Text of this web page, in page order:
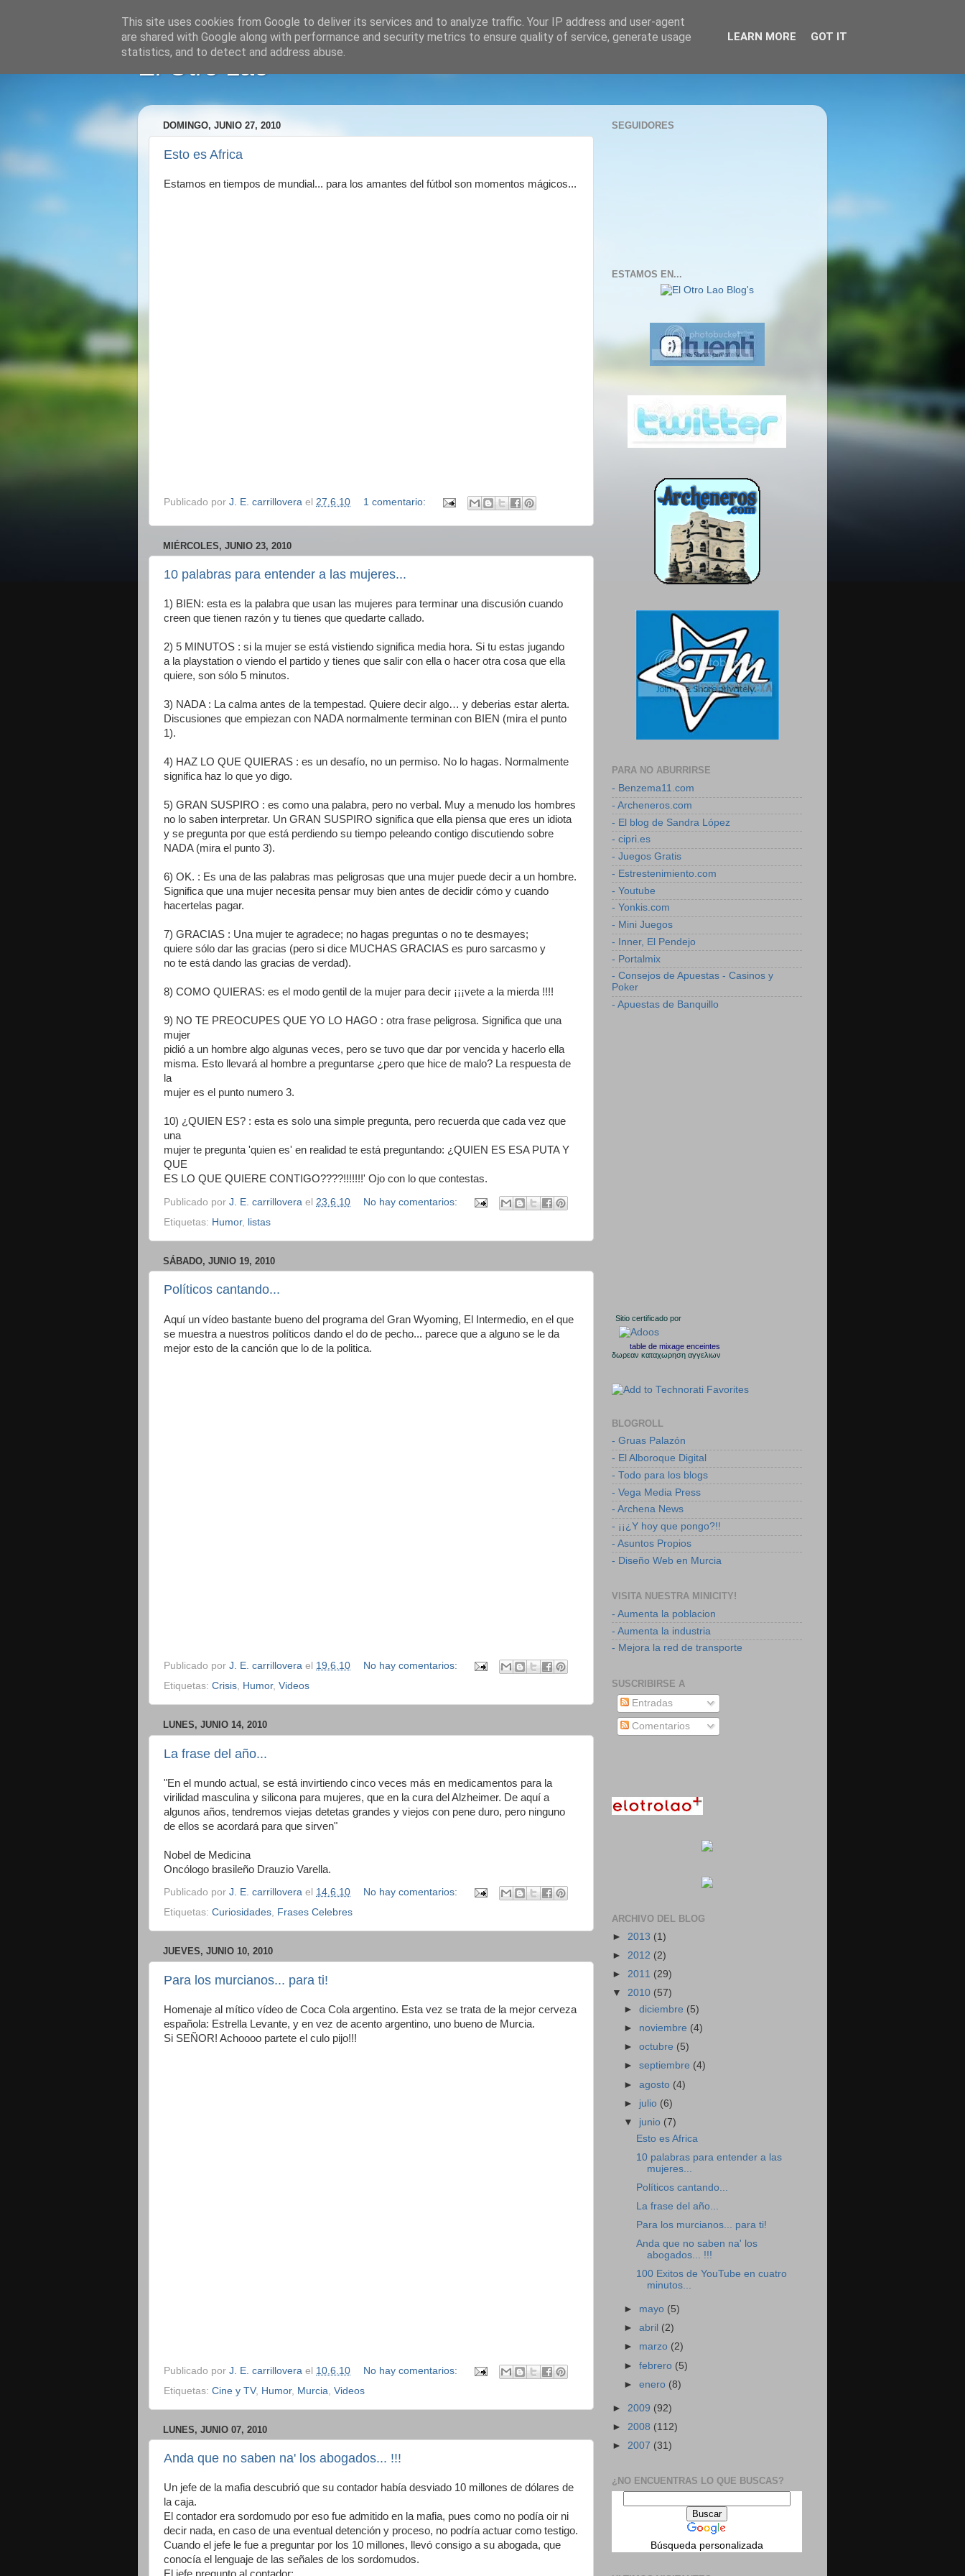
El Otro Lao
DOMINGO, JUNIO 27, 2010
Esto es Africa
Estamos en tiempos de mundial... para los amantes del fútbol son momentos mágicos...
Publicado por J. E. carrillovera el 27.6.10 1 comentario:
MIÉRCOLES, JUNIO 23, 2010
10 palabras para entender a las mujeres...
1) BIEN: esta es la palabra que usan las mujeres para terminar una discusión cuando
creen que tienen razón y tu tienes que quedarte callado.
2) 5 MINUTOS : si la mujer se está vistiendo significa media hora. Si tu estas jugando
a la playstation o viendo el partido y tienes que salir con ella o hacer otra cosa que ella
quiere, son sólo 5 minutos.
3) NADA : La calma antes de la tempestad. Quiere decir algo… y deberias estar alerta.
Discusiones que empiezan con NADA normalmente terminan con BIEN (mira el punto
1).
4) HAZ LO QUE QUIERAS : es un desafío, no un permiso. No lo hagas. Normalmente
significa haz lo que yo digo.
5) GRAN SUSPIRO : es como una palabra, pero no verbal. Muy a menudo los hombres
no lo saben interpretar. Un GRAN SUSPIRO significa que ella piensa que eres un idiota
y se pregunta por que está perdiendo su tiempo peleando contigo discutiendo sobre
NADA (mira el punto 3).
6) OK. : Es una de las palabras mas peligrosas que una mujer puede decir a un hombre.
Significa que una mujer necesita pensar muy bien antes de decidir cómo y cuando
hacertelas pagar.
7) GRACIAS : Una mujer te agradece; no hagas preguntas o no te desmayes;
quiere sólo dar las gracias (pero si dice MUCHAS GRACIAS es puro sarcasmo y
no te está dando las gracias de verdad).
8) COMO QUIERAS: es el modo gentil de la mujer para decir ¡¡¡vete a la mierda !!!!
9) NO TE PREOCUPES QUE YO LO HAGO : otra frase peligrosa. Significa que una
mujer
pidió a un hombre algo algunas veces, pero se tuvo que dar por vencida y hacerlo ella
misma. Esto llevará al hombre a preguntarse ¿pero que hice de malo? La respuesta de
la
mujer es el punto numero 3.
10) ¿QUIEN ES? : esta es solo una simple pregunta, pero recuerda que cada vez que
una
mujer te pregunta 'quien es' en realidad te está preguntando: ¿QUIEN ES ESA PUTA Y
QUE
ES LO QUE QUIERE CONTIGO????!!!!!!!' Ojo con lo que contestas.
Publicado por J. E. carrillovera el 23.6.10
No hay comentarios:
Etiquetas: Humor, listas
SÁBADO, JUNIO 19, 2010
Políticos cantando...
Aquí un vídeo bastante bueno del programa del Gran Wyoming, El Intermedio, en el que
se muestra a nuestros políticos dando el do de pecho... parece que a alguno se le da
mejor esto de la canción que lo de la politica.
Publicado por J. E. carrillovera el 19.6.10
No hay comentarios:
Etiquetas: Crisis, Humor, Videos
LUNES, JUNIO 14, 2010
La frase del año...
"En el mundo actual, se está invirtiendo cinco veces más en medicamentos para la
virilidad masculina y silicona para mujeres, que en la cura del Alzheimer. De aquí a
algunos años, tendremos viejas detetas grandes y viejos con pene duro, pero ninguno
de ellos se acordará para que sirven"
Nobel de Medicina
Oncólogo brasileño Drauzio Varella.
Publicado por J. E. carrillovera el 14.6.10
No hay comentarios:
Etiquetas: Curiosidades, Frases Celebres
JUEVES, JUNIO 10, 2010
Para los murcianos... para ti!
Homenaje al mítico vídeo de Coca Cola argentino. Esta vez se trata de la mejor cerveza
española: Estrella Levante, y en vez de acento argentino, uno bueno de Murcia.
Si SEÑOR! Achoooo partete el culo pijo!!!
Publicado por J. E. carrillovera el 10.6.10
No hay comentarios:
Etiquetas: Cine y TV, Humor, Murcia Videos
LUNES, JUNIO 07, 2010
Anda que no saben na' los abogados... !!!
Un jefe de la mafia descubrió que su contador había desviado 10 millones de dólares de
la caja.
El contador era sordomudo por eso fue admitido en la mafia, pues como no podía oir ni
decir nada, en caso de una eventual detención y proceso, no podría actuar como testigo.
Cuando el jefe le fue a preguntar por los 10 millones, llevó consigo a su abogada, que
conocía el lenguaje de las señales de los sordomudos.
SEGUIDORES
ESTAMOS EN...
PARA NO ABURRIRSE
- Benzema11.com
- Archeneros.com
- El blog de Sandra López
- cipri.es
- Juegos Gratis
- Estrestenimiento.com
- Youtube
- Yonkis.com
- Mini Juegos
- Inner, El Pendejo
- Portalmix
- Consejos de Apuestas - Casinos y
Poker
- Apuestas de Banquillo
Sitio certificado por
table de mixage enceintes
δωρεαν καταχωρηση αγγελιων
BLOGROLL
- Gruas Palazón
- El Alboroque Digital
- Todo para los blogs
- Vega Media Press
- Archena News
- ¡¡¿Y hoy que pongo?!!
- Asuntos Propios
- Diseño Web en Murcia
VISITA NUESTRA MINICITY!
- Aumenta la poblacion
- Aumenta la industria
- Mejora la red de transporte
SUSCRIBIRSE A
Entradas
Comentarios
ARCHIVO DEL BLOG
► 2013 (1)
► 2012 (2)
► 2011 (29)
▼ 2010 (57)
►diciembre (5)
► noviembre (4)
►octubre (5)
►septiembre (4)
►agosto (4)
► julio (6)
▼ junio (7)
Esto es Africa
10 palabras para entender a las
mujeres...
Políticos cantando...
La frase del año...
Para los murcianos... para ti!
Anda que no saben na' los
abogados... !!!
100 Exitos de YouTube en cuatro
minutos...
► mayo (5)
►abril (2)
► marzo (2)
►febrero (5)
►enero (8)
► 2009 (92)
► 2008 (112)
► 2007 (31)
¿NO ENCUENTRAS LO QUE BUSCAS?
Búsqueda personalizada
This site uses cookies from Google to deliver its services and to analyze traffic. Your IP address and user-agent
are shared with Google along with performance and security metrics to ensure quality of service, generate usage
statistics, and to detect and address abuse.
LEARN MORE GOT IT